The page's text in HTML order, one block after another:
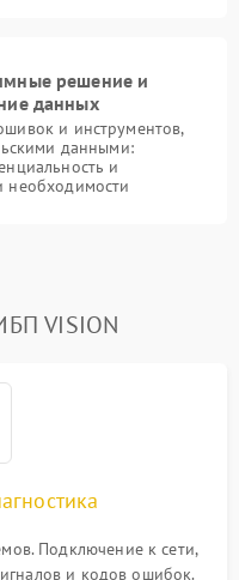
решение и
данных
и инструментов,
данными:
и
необходимости
VISION
Подключение к сети,
и кодов ошибок.